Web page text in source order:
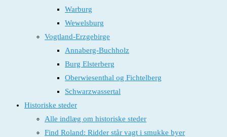
Warburg
Wewelsburg
Vogtland-Erzgebirge
Annaberg-Buchholz
Burg Elsterberg
Oberwiesenthal og Fichtelberg
Schwarzwassertal
Historiske steder
Alle indlæg om historiske steder
Find Roland: Ridder står vagt i smukke byer